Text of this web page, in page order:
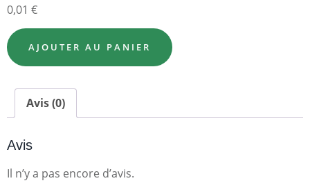
0,01 €
AJOUTER AU PANIER
Avis (0)
Avis
Il n’y a pas encore d’avis.